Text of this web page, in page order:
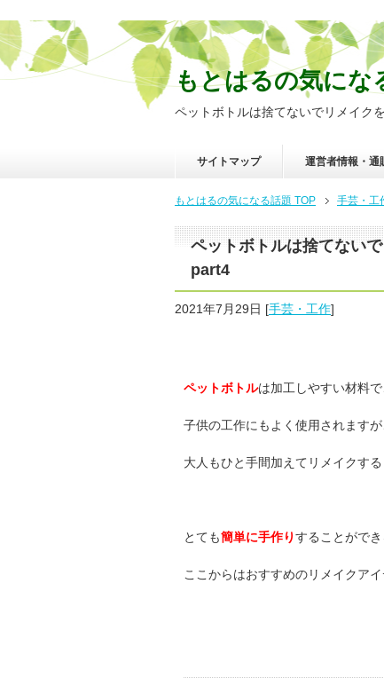
もとはるの気にな
ペットボトルは捨てないでリメイク
サイトマップ 運営者情報・通
もとはるの気になる話題 TOP 手芸・工
ペットボトルは捨てない
part4
2021年7月29日 [手芸・工作]
ペットボトルは加工しやすい材料で
子供の工作にもよく使用されますが
大人もひと手間加えてリメイクす
とても簡単に手作りすることができ
ここからはおすすめのリメイクア